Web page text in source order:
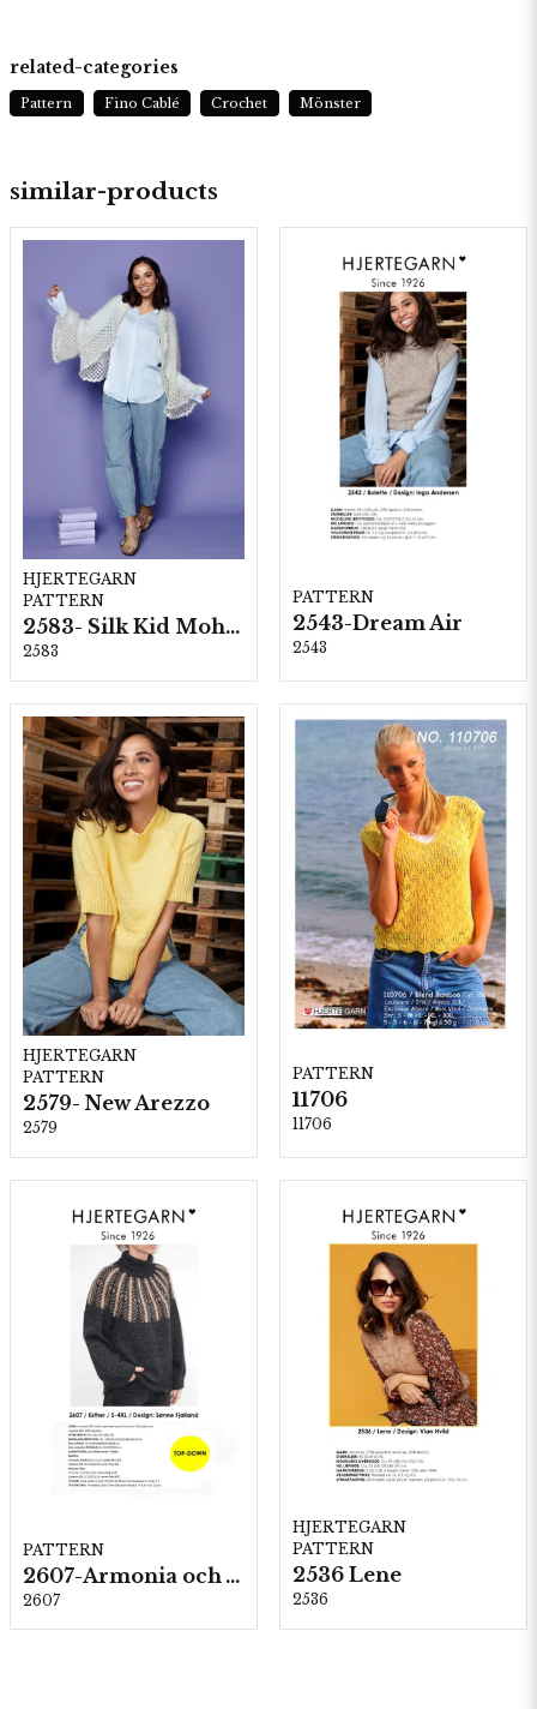
similar-products
HJERTEGARN
PATTERN
2583- Silk Kid Mohair
2583
PATTERN
2543-Dream Air
2543
HJERTEGARN
PATTERN
2579- New Arezzo
2579
PATTERN
11706
11706
PATTERN
2607-Armonia och Alpaca 400
2607
HJERTEGARN
PATTERN
2536 Lene
2536
related-categories
Pattern Fino Cablé Crochet Mönster